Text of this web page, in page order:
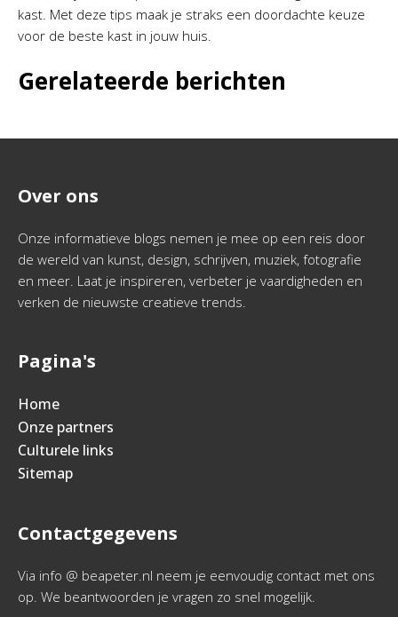
kast. Met deze tips maak je straks een doordachte keuze
voor de beste kast in jouw huis.
Gerelateerde berichten
Over ons
Onze informatieve blogs nemen je mee op een reis door
de wereld van kunst, design, schrijven, muziek, fotografie
en meer. Laat je inspireren, verbeter je vaardigheden en
verken de nieuwste creatieve trends.
Pagina's
Home
Onze partners
Culturele links
Sitemap
Contactgegevens
Via info @ beapeter.nl neem je eenvoudig contact met ons
op. We beantwoorden je vragen zo snel mogelijk.